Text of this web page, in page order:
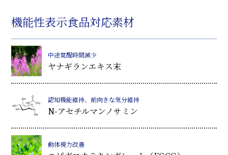
機能性表示食品対応素材
中途覚醒時間減少
ヤナギランエキス末
認知機能維持、前向きな気分維持
N-アセチルマンノサミン
動体視力改善